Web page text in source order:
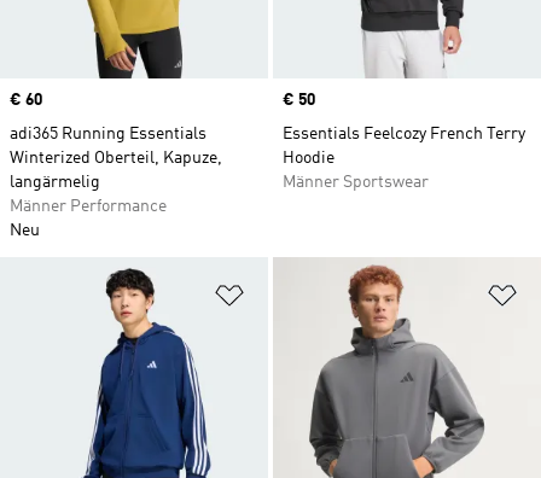
Price
€ 60
adi365 Running Essentials
Winterized Oberteil, Kapuze,
langärmelig
Männer Performance
Neu
Price
€ 50
Essentials Feelcozy French Terry
Hoodie
Männer Sportswear
Zur Wunschliste hinzufügen